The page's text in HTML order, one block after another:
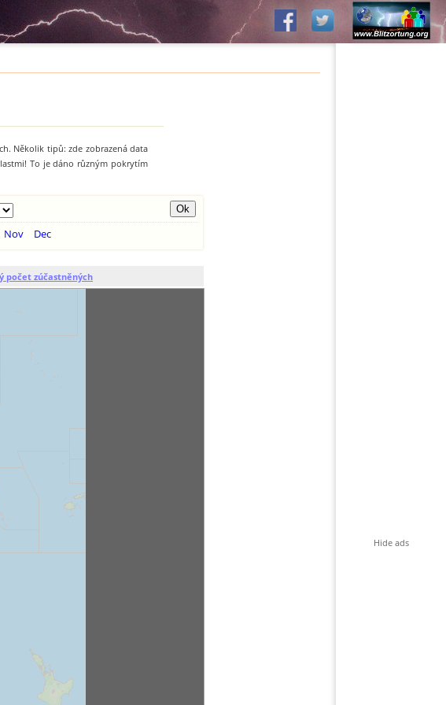
Několik tipů: zde zobrazená data
To je dáno různým pokrytím
Nov Dec
počet zúčastněných
Hide ads